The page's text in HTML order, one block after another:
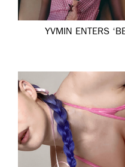
YVMIN ENTERS